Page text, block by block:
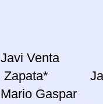
Javi
Zapata*
Mario